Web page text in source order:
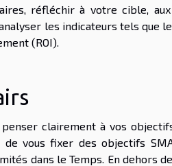
réfléchir à votre cible,
les indicateurs tels que
(ROI).
clairement à vos
vous fixer des objectifs
dans le Temps. En dehors